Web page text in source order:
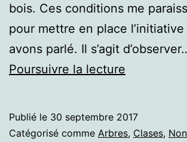
bois. Ces conditions me
pour mettre en place
avons parlé. Il s’agit
Poursuivre la lecture
d'histoires
Publié le 30 septembre 2017
Catégorisé comme Arbres, Clases,